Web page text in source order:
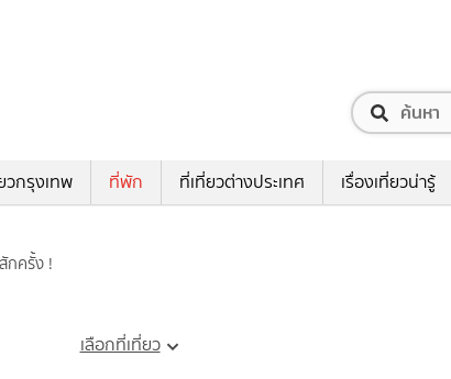
วกรุงเทพ ที่พัก ที่เที่ยวต่างประเทศ เรื่องเที่ยวน่ารู้
กครั้ง !
เลือกที่เที่ยว